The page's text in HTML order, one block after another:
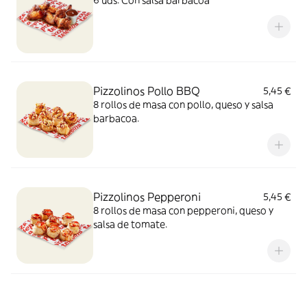
Pizzolinos Pollo BBQ
5,45 €
8 rollos de masa con pollo, queso y salsa
barbacoa.
Pizzolinos Pepperoni
5,45 €
8 rollos de masa con pepperoni, queso y
salsa de tomate.